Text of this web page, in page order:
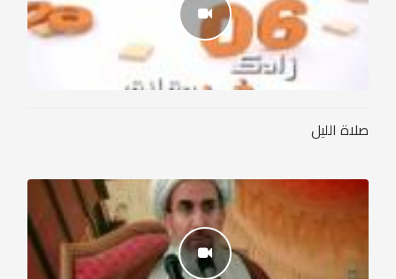
صلاة الليل